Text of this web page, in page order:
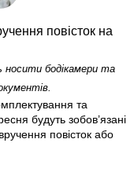
носити бодікамери та
та
будуть зобов’язані
повісток або